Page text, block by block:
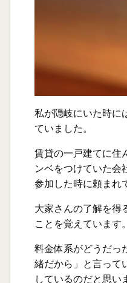
私が隠岐にいた時に
ていました。
賃貸の一戸建てに住
ンベをつけていた会
参加した時に頼まれ
大家さんの了解を得
ことを覚えています。
料金体系がどうだっ
緒だから」と言って
しているのだと思い